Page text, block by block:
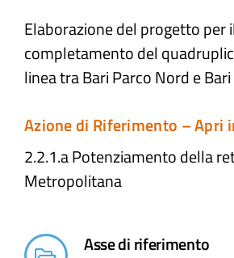
Progetti
Elaborazione del progetto per il
completamento del
linea tra Bari Parco Nord e
Azione di Riferimento – Apri
2.2.1.a Potenziamento della
Metropolitana​
Asse di riferimento